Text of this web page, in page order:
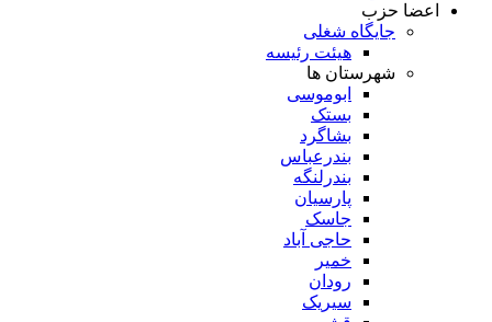
اعضا حزب
جایگاه شغلی
هیئت رئیسه
شهرستان ها
ابوموسی
بستک
بشاگرد
بندرعباس
بندرلنگه
پارسیان
جاسک
حاجی آباد
خمیر
رودان
سیریک